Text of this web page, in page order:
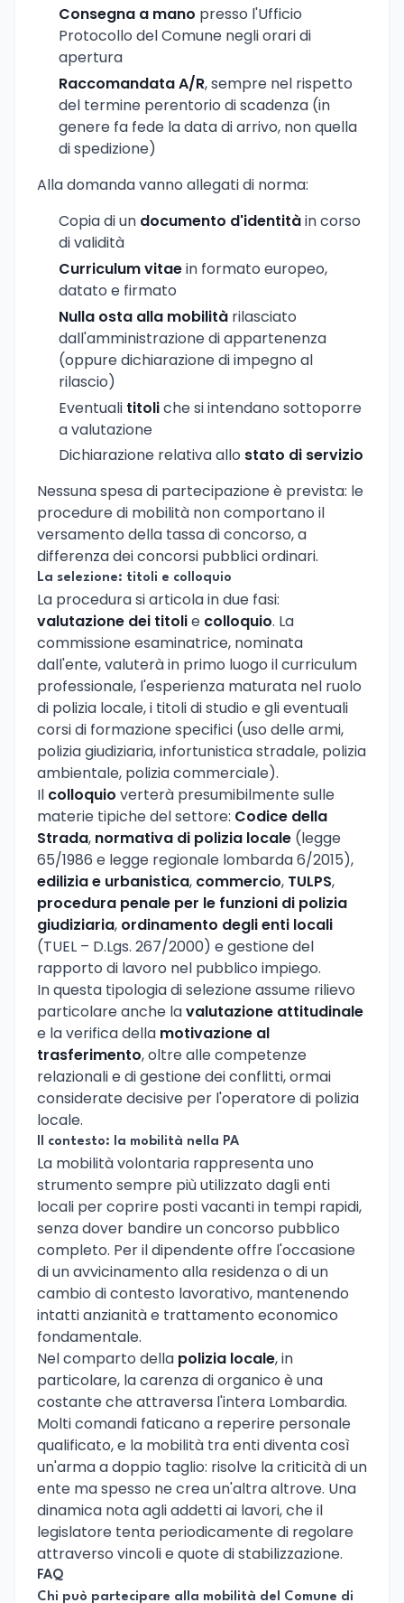
Consegna a mano presso l'Ufficio
Protocollo del Comune negli orari di
apertura
Raccomandata A/R, sempre nel rispetto
del termine perentorio di scadenza (in
genere fa fede la data di arrivo, non quella
di spedizione)
Alla domanda vanno allegati di norma:
Copia di un documento d'identitàin corso
di validità
Curriculum vitaein formato europeo,
datato e firmato
Nulla osta alla mobilità rilasciato
dall'amministrazione di appartenenza
(oppure dichiarazione di impegno al
rilascio)
Eventuali titoliche si intendano sottoporre
a valutazione
Dichiarazione relativa allo stato di servizio
Nessuna spesa di partecipazione è prevista: le
procedure di mobilità non comportano il
versamento della tassa di concorso, a
differenza dei concorsi pubblici ordinari.
La selezione: titoli e colloquio
La procedura si articola in due fasi:
valutazione dei titolie colloquio. La
commissione esaminatrice, nominata
dall'ente, valuterà in primo luogo il curriculum
professionale, l'esperienza maturata nel ruolo
di polizia locale, i titoli di studio e gli eventuali
corsi di formazione specifici (uso delle armi,
polizia giudiziaria, infortunistica stradale, polizia
ambientale, polizia commerciale).
Il colloquio verterà presumibilmente sulle
materie tipiche del settore: Codice della
Strada, normativa di polizia locale (legge
65/1986 e legge regionale lombarda 6/2015),
edilizia e urbanistica, commercio, TULPS,
procedura penale per le funzioni di polizia
giudiziaria, ordinamento degli enti locali
(TUEL – D.Lgs. 267/2000) e gestione del
rapporto di lavoro nel pubblico impiego.
In questa tipologia di selezione assume rilievo
particolare anche lavalutazione attitudinale
e la verifica della motivazione al
trasferimento, oltre alle competenze
relazionali e di gestione dei conflitti, ormai
considerate decisive per l'operatore di polizia
locale.
Il contesto: la mobilità nella PA
La mobilità volontaria rappresenta uno
strumento sempre più utilizzato dagli enti
locali per coprire posti vacanti in tempi rapidi,
senza dover bandire un concorso pubblico
completo. Per il dipendente offre l'occasione
di un avvicinamento alla residenza o di un
cambio di contesto lavorativo, mantenendo
intatti anzianità e trattamento economico
fondamentale.
Nel comparto della polizia locale, in
particolare, la carenza di organico è una
costante che attraversa l'intera Lombardia.
Molti comandi faticano a reperire personale
qualificato, e la mobilità tra enti diventa così
un'arma a doppio taglio: risolve la criticità di un
ente ma spesso ne crea un'altra altrove. Una
dinamica nota agli addetti ai lavori, che il
legislatore tenta periodicamente di regolare
attraverso vincoli e quote di stabilizzazione.
FAQ
Chi può partecipare alla mobilità del Comune di